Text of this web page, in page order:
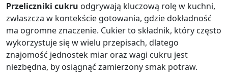
Przeliczniki cukru odgrywają kluczową rolę w kuchni,
zwłaszcza w kontekście gotowania, gdzie dokładność
ma ogromne znaczenie. Cukier to składnik, który często
wykorzystuje się w wielu przepisach, dlatego
znajomość jednostek miar oraz wagi cukru jest
niezbędna, by osiągnąć zamierzony smak potraw.